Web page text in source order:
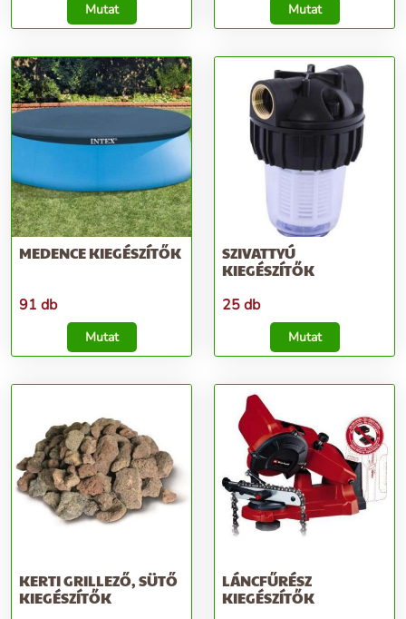
Mutat Mutat
MEDENCE KIEGÉSZÍTŐK
91 db
Mutat
SZIVATTYÚ
KIEGÉSZÍTŐK
25 db
Mutat
KERTI GRILLEZŐ, SÜTŐ
KIEGÉSZÍTŐK
LÁNCFŰRÉSZ
KIEGÉSZÍTŐK